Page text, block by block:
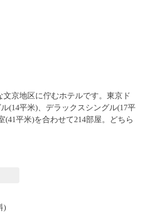
京地区に佇むホテルです。東京ド
(14平米)、デラックスシングル(17平
平米)を合わせて214部屋。どちら
)